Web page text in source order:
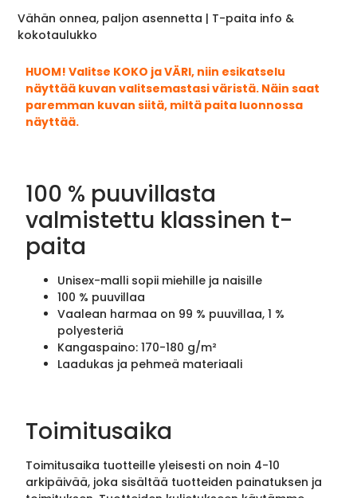
Vähän onnea, paljon asennetta | T-paita info &
kokotaulukko
HUOM! Valitse KOKO ja VÄRI, niin esikatselu
näyttää kuvan valitsemastasi väristä. Näin saat
paremman kuvan siitä, miltä paita luonnossa
näyttää.
100 % puuvillasta
valmistettu klassinen t-
paita
Unisex-malli sopii miehille ja naisille
100 % puuvillaa
Vaalean harmaa on 99 % puuvillaa, 1 %
polyesteriä
Kangaspaino: 170-180 g/m²
Laadukas ja pehmeä materiaali
Toimitusaika
Toimitusaika tuotteille yleisesti on noin 4-10
arkipäivää, joka sisältää tuotteiden painatuksen ja